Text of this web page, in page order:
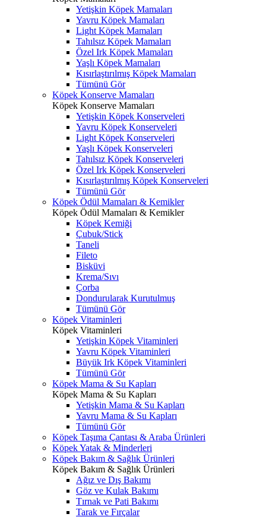
Yetişkin Köpek Mamaları
Yavru Köpek Mamaları
Light Köpek Mamaları
Tahılsız Köpek Mamaları
Özel Irk Köpek Mamaları
Yaşlı Köpek Mamaları
Kısırlaştırılmış Köpek Mamaları
Tümünü Gör
Köpek Konserve Mamaları
Köpek Konserve Mamaları
Yetişkin Köpek Konserveleri
Yavru Köpek Konserveleri
Light Köpek Konserveleri
Yaşlı Köpek Konserveleri
Tahılsız Köpek Konserveleri
Özel Irk Köpek Konserveleri
Kısırlaştırılmış Köpek Konserveleri
Tümünü Gör
Köpek Ödül Mamaları & Kemikler
Köpek Ödül Mamaları & Kemikler
Köpek Kemiği
Çubuk/Stick
Taneli
Fileto
Bisküvi
Krema/Sıvı
Çorba
Dondurularak Kurutulmuş
Tümünü Gör
Köpek Vitaminleri
Köpek Vitaminleri
Yetişkin Köpek Vitaminleri
Yavru Köpek Vitaminleri
Büyük Irk Köpek Vitaminleri
Tümünü Gör
Köpek Mama & Su Kapları
Köpek Mama & Su Kapları
Yetişkin Mama & Su Kapları
Yavru Mama & Su Kapları
Tümünü Gör
Köpek Taşıma Çantası & Araba Ürünleri
Köpek Yatak & Minderleri
Köpek Bakım & Sağlık Ürünleri
Köpek Bakım & Sağlık Ürünleri
Ağız ve Dış Bakımı
Göz ve Kulak Bakımı
Tırnak ve Pati Bakımı
Tarak ve Fırçalar